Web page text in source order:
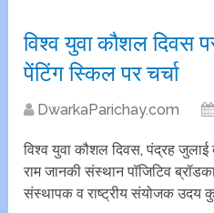
विश्व युवा कौशल दिवस
पेंटिंग स्किल पर चर्चा
DwarkaParichay.com
विश्व युवा कौशल दिवस, पंद्रह
राम जानकी संस्थान पॉजिटिव
संस्थापक व राष्ट्रीय संयोजक उदय